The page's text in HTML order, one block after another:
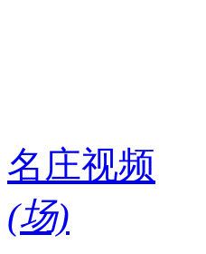
名庄视频
(场)